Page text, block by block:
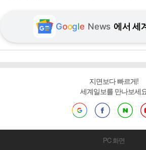
Google News 에서 세
지면보다 빠르게!
세계일보를 만나보세
PC 화면